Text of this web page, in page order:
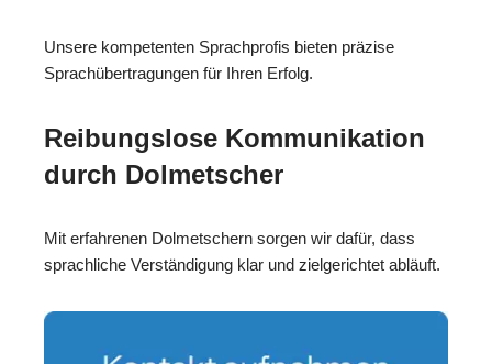
Unsere kompetenten Sprachprofis bieten präzise
Sprachübertragungen für Ihren Erfolg.
Reibungslose Kommunikation
durch Dolmetscher
Mit erfahrenen Dolmetschern sorgen wir dafür, dass
sprachliche Verständigung klar und zielgerichtet abläuft.